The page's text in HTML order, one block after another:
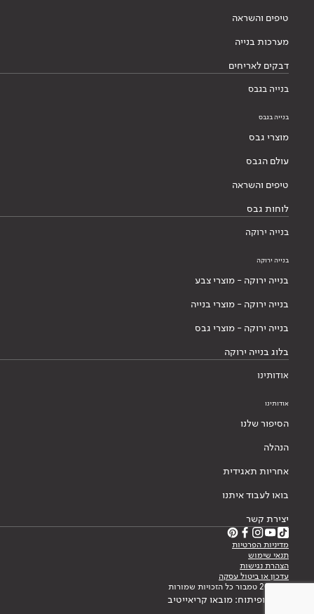
טיפים והשראה
מערכות בנייה
דבקים לאריחים
בנייה בגבס
בנייה בגבס
מוצרי גבס
עולם הגבס
טיפים והשראה
לוחות גבס
בנייה ירוקה
בנייה ירוקה
בנייה ירוקה - מוצרי צבע
בנייה ירוקה - מוצרי בנייה
בנייה ירוקה - מוצרי גבס
בלוג בנייה ירוקה
אודותינו
אודותינו
הסיפור שלנו
הנהלה
אחריות תאגידית
בואו לעבוד איתנו
יצירת קשר
מדיניות הפרטיות
תנאי שימוש
הצהרת נגישות
עדכון או ביטול עסקה
© 2026 טמבור כל הזכויות שמורות
עיצוב ופיתוח: מובאו קריאייטיב